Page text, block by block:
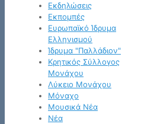
Εκδηλώσεις
Εκπομπές
Ευρωπαϊκό Ίδρυμα
Ελληνισμού
Ίδρυμα "Παλλάδιον"
Κρητικός Σύλλογος
Μονάχου
Λύκειο Μονάχου
Μόναχο
Μουσικά Νέα
Νέα